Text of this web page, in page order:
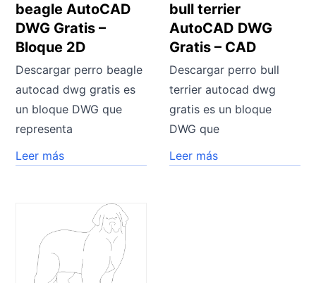
beagle AutoCAD
DWG Gratis –
Bloque 2D
Descargar perro beagle
autocad dwg gratis es
un bloque DWG que
representa
Leer más
bull terrier
AutoCAD DWG
Gratis – CAD
Descargar perro bull
terrier autocad dwg
gratis es un bloque
DWG que
Leer más